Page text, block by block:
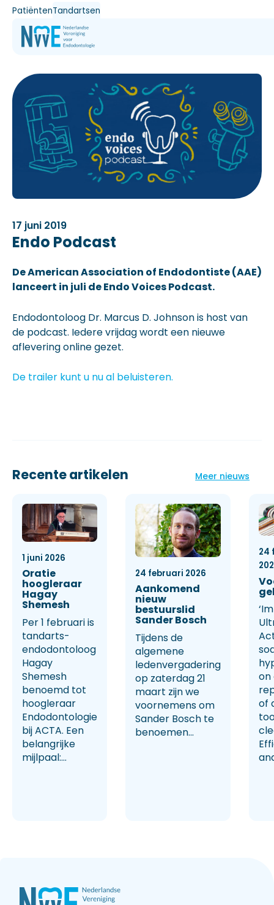
PatiëntenTandartsen
17 juni 2019
Endo Podcast
De American Association of Endodontiste (AAE)
lanceert in juli de Endo Voices Podcast.
Endodontoloog Dr. Marcus D. Johnson is host van
de podcast. Iedere vrijdag wordt een nieuwe
aflevering online gezet.
De trailer kunt u nu al beluisteren.
Recente artikelen Meer nieuws
1 juni 2026
Oratie
hoogleraar
Hagay
Shemesh
Per 1 februari is
tandarts-
endodontoloog
Hagay
Shemesh
benoemd tot
hoogleraar
Endodontologie
bij ACTA. Een
belangrijke
mijlpaal:...
24 februari 2026
Aankomend
nieuw
bestuurslid
Sander Bosch
Tijdens de
algemene
ledenvergadering
op zaterdag 21
maart zijn we
voornemens om
Sander Bosch te
benoemen...
24
on
of